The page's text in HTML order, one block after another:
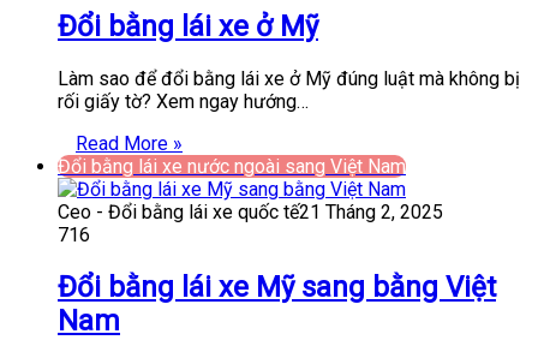
Đổi bằng lái xe ở Mỹ
Làm sao để đổi bằng lái xe ở Mỹ đúng luật mà không bị
rối giấy tờ? Xem ngay hướng…
Read More »
Đổi bằng lái xe nước ngoài sang Việt Nam
Ceo - Đổi bằng lái xe quốc tế21 Tháng 2, 2025
716
Đổi bằng lái xe Mỹ sang bằng Việt
Nam